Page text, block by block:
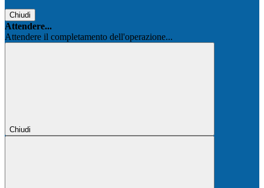
Chiudi
Attendere...
Attendere il completamento dell'operazione...
Chiudi